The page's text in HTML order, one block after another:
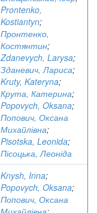
Prontenko,
Kostiantyn;
Пронтенко,
Костянтин;
Zdanevych, Larysa;
Зданевич, Лариса;
Kruty, Kateryna;
Крута, Катерина;
Popovych, Oksana;
Попович, Оксана
Михайлівна;
Pisotska, Leonida;
Пісоцька, Леоніда
Knysh, Inna;
Popovych, Oksana;
Попович, Оксана